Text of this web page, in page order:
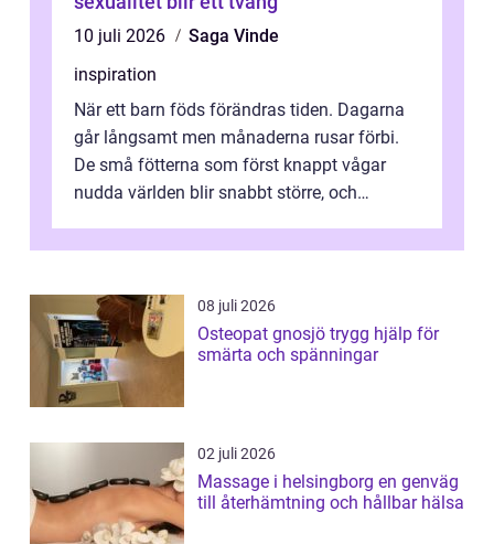
10 juli 2026
Saga Vinde
inspiration
När ett barn föds förändras tiden. Dagarna
går långsamt men månaderna rusar förbi.
De små fötterna som först knappt vågar
nudda världen blir snabbt större, och
08 juli 2026
Osteopat gnosjö trygg hjälp för
smärta och spänningar
02 juli 2026
Massage i helsingborg en genväg
till återhämtning och hållbar hälsa